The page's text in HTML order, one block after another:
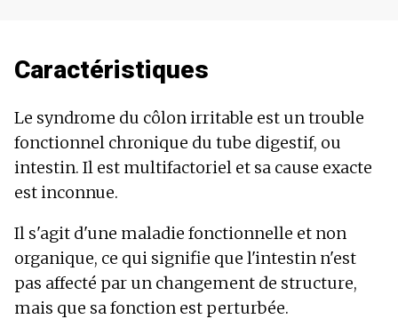
Mal de dos
Crampes dans l'abdomen
Constipation
Dépression - humeur dépressive
Diarrhée
Flatulences - ballonnements
Troubles de l'humeur
Crampes dans l'abdomen
Faiblesse musculaire
Fatigue
Anxiété
Caractéristiques
Le syndrome du côlon irritable est un trouble
fonctionnel chronique du tube digestif, ou
intestin. Il est multifactoriel et sa cause exacte
est inconnue.
Il s'agit d'une maladie fonctionnelle et non
organique, ce qui signifie que l'intestin n'est
pas affecté par un changement de structure,
mais que sa fonction est perturbée.